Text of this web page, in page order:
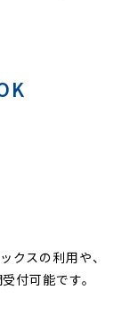
クスの利用や、
付可能です。